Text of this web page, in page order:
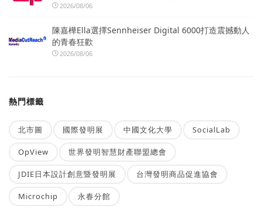
2026/08/06
陳嘉樺Ella選擇Sennheiser Digital 6000打造震撼動人
的青春狂歡
2026/08/06
熱門標籤
北市圖 國際發明展 中國文化大學 SocialLab
OpView 世界發明智慧財產聯盟總會
JDIE日本設計創意暨發明展 台灣發明商品促進協會
Microchip 永春分館